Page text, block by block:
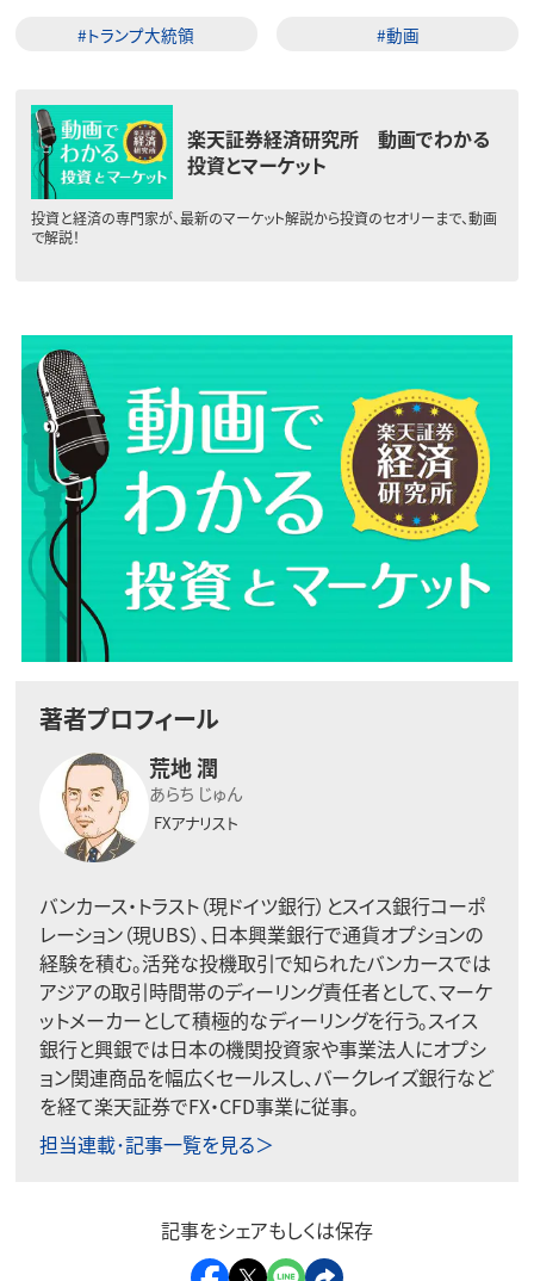
#トランプ大統領 #動画
楽天証券経済研究所 動画でわかる
投資とマーケット
投資と経済の専門家が、最新のマーケット解説から投資のセオリーまで、動画
で解説！
著者プロフィール
荒地 潤
あらち じゅん
FXアナリスト
バンカース・トラスト（現ドイツ銀行）とスイス銀行コーポ
レーション（現UBS）、日本興業銀行で通貨オプションの
経験を積む。活発な投機取引で知られたバンカースでは
アジアの取引時間帯のディーリング責任者として、マーケ
ットメーカーとして積極的なディーリングを行う。スイス
銀行と興銀では日本の機関投資家や事業法人にオプシ
ョン関連商品を幅広くセールスし、バークレイズ銀行など
を経て楽天証券でFX・CFD事業に従事。
担当連載･記事一覧を見る＞
記事をシェアもしくは保存